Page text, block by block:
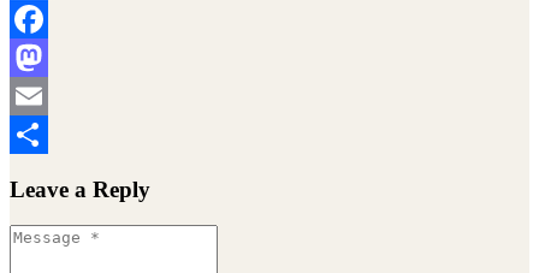
Facebook
Mastodon
Email
Leave a Reply